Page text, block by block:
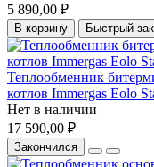
5 890,00 ₽
В корзину Быстрый
Теплообменник
котлов Immergas Eolo
Нет в наличии
17 590,00 ₽
Закончился